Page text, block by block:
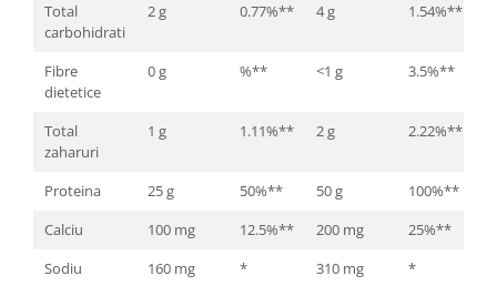
Total
carbohidrati
2 g 0.77%** 4 g 1.54%**
Fibre
dietetice
0 g %** <1 g 3.5%**
Total
zaharuri
1 g 1.11%** 2 g 2.22%**
Proteina 25 g 50%** 50 g
100%**
Calciu
100 mg 12.5%** 200 mg
25%**
Sodiu
160 mg * 310 mg
*